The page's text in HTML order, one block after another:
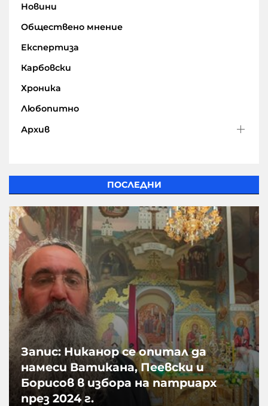
Новини
Обществено мнение
Експертиза
Карбовски
Хроника
Любопитно
Архив
ПОСЛЕДНИ
Запис: Никанор се опитал да
намеси Ватикана, Пеевски и
Борисов в избора на патриарх
през 2024 г.